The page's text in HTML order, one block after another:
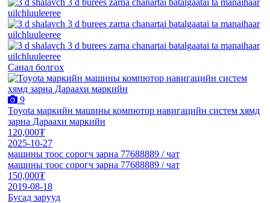
Санал болгох
9
Toyota маркийн машины компютор навигацийн систем хямд
зарна Дараахи маркийн
120,000₮
2025-10-27
машины тоос сорогч зарна 77688889 / чат
машины тоос сорогч зарна 77688889 / чат
150,000₮
2019-08-18
Бусад зарууд